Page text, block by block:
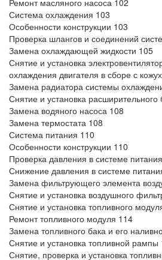
Ремонт масляного насоса 102
Система охлаждения 103
Особенности конструкции 103
Проверка шлангов и соединений
Замена охлаждающей жидкости 105
Снятие и установка
охлаждения двигателя в сборе с
Замена радиатора системы
Снятие и установка расширительного
Замена водяного насоса 108
Замена термостата 108
Система питания 110
Особенности конструкции 110
Проверка давления в системе
Снижение давления в системе
Замена фильтрующего элемента
Снятие и установка воздушного
Снятие и установка топливного
Ремонт топливного модуля 114
Замена топливного бака и его
Снятие и установка топливной рампы
Снятие, проверка и установка